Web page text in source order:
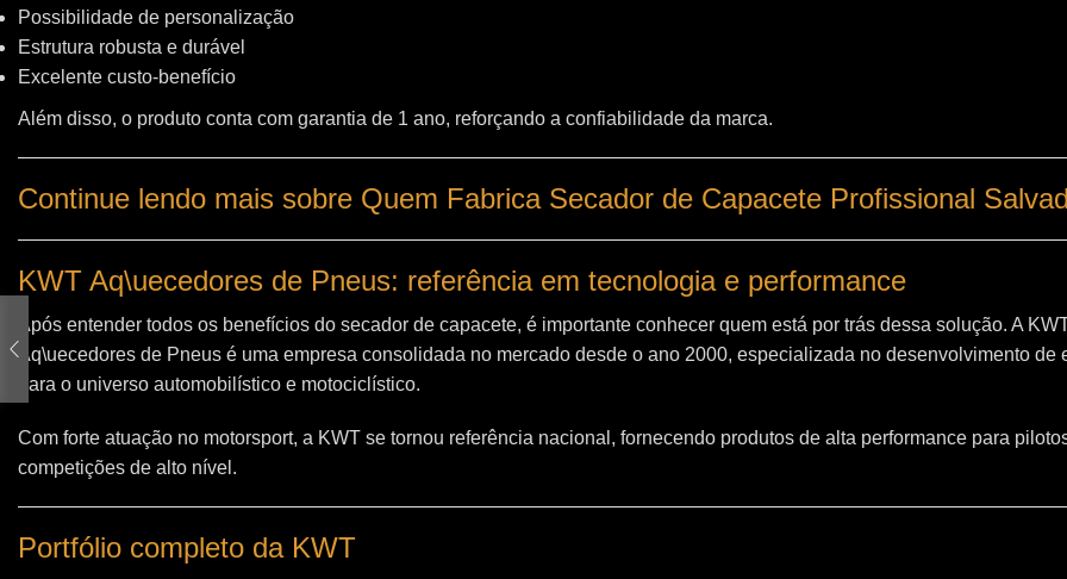
Possibilidade de personalização
Estrutura robusta e durável
Excelente custo-benefício
Além disso, o produto conta com garantia de 1 ano, reforçando a confiabilidade da marca.
Continue lendo mais sobre Quem Fabrica Secador de Capacete Profissional
KWT Aq\uecedores de Pneus: referência em tecnologia e performance
Após entender todos os benefícios do secador de capacete, é importante conhecer quem está por trás dessa solução. A
Aq\uecedores de Pneus é uma empresa consolidada no mercado desde o ano 2000, especializada no desenvolvimento de
para o universo automobilístico e motociclístico.
Com forte atuação no motorsport, a KWT se tornou referência nacional, fornecendo produtos de alta performance para
competições de alto nível.
Portfólio completo da KWT